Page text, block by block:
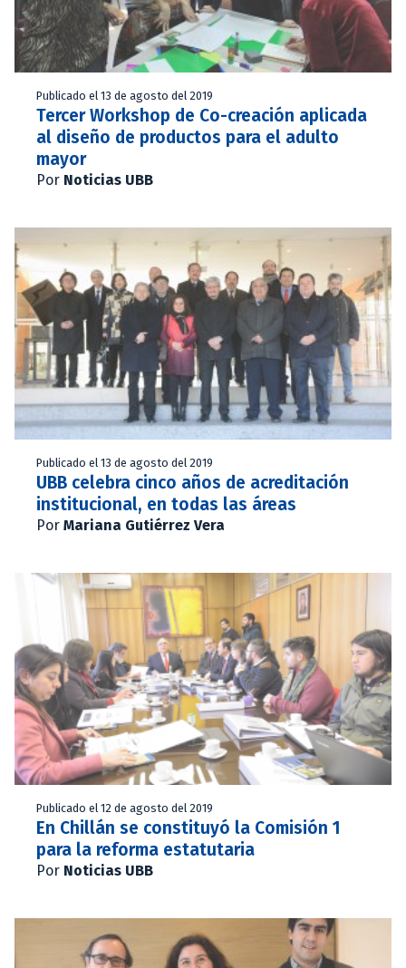
Publicado el 13 de agosto del 2019
Tercer Workshop de Co-creación aplicada
al diseño de productos para el adulto
mayor
Por Noticias UBB
Publicado el 13 de agosto del 2019
UBB celebra cinco años de acreditación
institucional, en todas las áreas
Por Mariana Gutiérrez Vera
Publicado el 12 de agosto del 2019
En Chillán se constituyó la Comisión 1
para la reforma estatutaria
Por Noticias UBB